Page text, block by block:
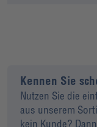
Kennen Sie
Nutzen Sie die
aus unserem
kein Kunde?